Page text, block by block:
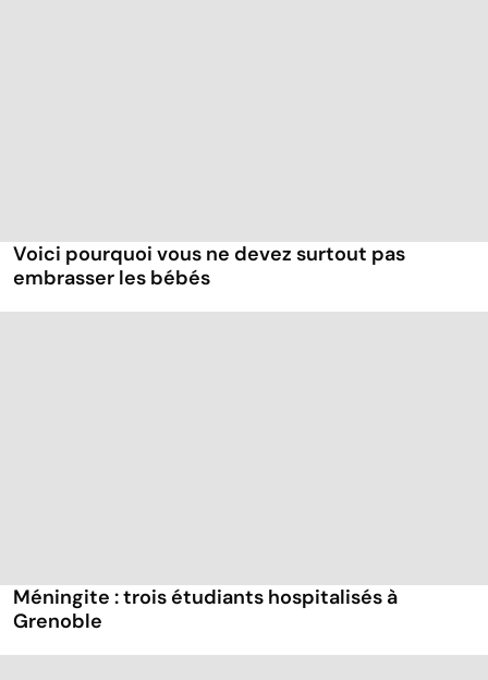
Voici pourquoi vous ne devez surtout pas
embrasser les bébés
Méningite : trois étudiants hospitalisés à
Grenoble